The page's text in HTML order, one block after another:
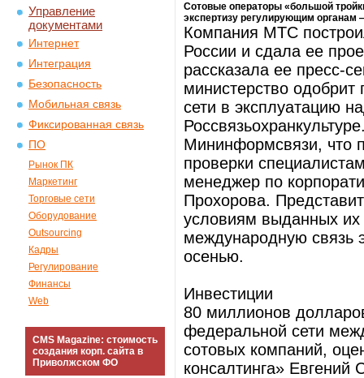
Управление
документами
Интернет
Интеграция
Безопасность
Мобильная связь
Фиксированная связь
ПО
Рынок ПК
Маркетинг
Торговые сети
Оборудование
Outsourcing
Кадры
Регулирование
Финансы
Web
CMS Magazine: стоимость
создания корп. сайта в
Приволжском ФО
Сотовые операторы «большой
экспертизу регулирующим
Компания МТС
России и сдала ее
рассказала ее пресс-
министерство одобрит
сети в эксплуатацию
Мининформсвязи, что
проверки
менеджер по
Прохорова.
условиям выданных
международную связь
осенью.
Инвестиции
80 миллионов
федеральной сети
сотовых компаний,
консалтинга» Евгений